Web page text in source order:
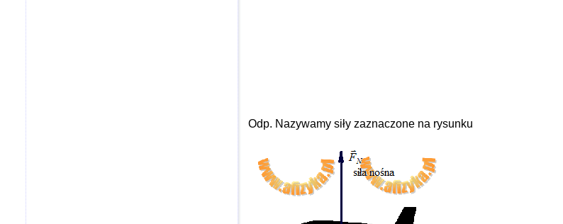
Odp. Nazywamy siły zaznaczone na rysunku